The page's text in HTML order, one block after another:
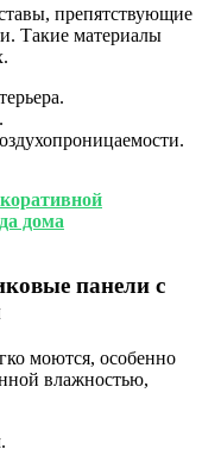
препятствующие
Такие материалы
дома
панели с
моются, особенно
влажностью,